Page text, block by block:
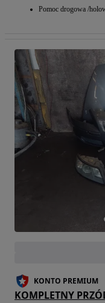
Pomoc drogowa /
KONTO PREMIUM